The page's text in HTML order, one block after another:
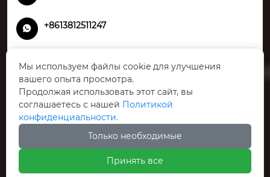
 +8613812511247

ул. Чжунтун, д. 99, индекс 214142
Hzw@sunkeycn.com
Links:
Мы используем файлы cookie для улучшения
вашего опыта просмотра.
Продолжая использовать этот сайт, вы
соглашаетесь с нашей Политикой
конфиденциальности.
Только необходимые
Принять все